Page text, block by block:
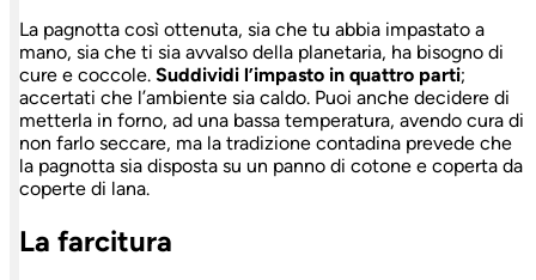
La pagnotta così ottenuta, sia che tu abbia impastato a
mano, sia che ti sia avvalso della planetaria, ha bisogno di
cure e coccole. Suddividi l’impasto in quattro parti;
accertati che l’ambiente sia caldo. Puoi anche decidere di
metterla in forno, ad una bassa temperatura, avendo cura di
non farlo seccare, ma la tradizione contadina prevede che
la pagnotta sia disposta su un panno di cotone e coperta da
coperte di lana.
La farcitura